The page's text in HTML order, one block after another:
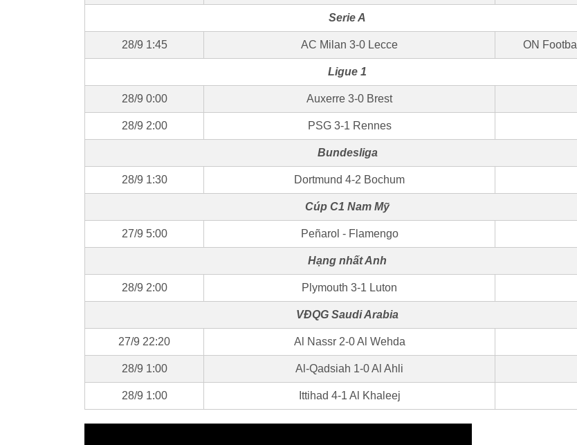
Serie A
28/9 1:45 AC Milan 3-0 Lecce ON Football
Ligue 1
28/9 0:00 Auxerre 3-0 Brest
28/9 2:00 PSG 3-1 Rennes
Bundesliga
28/9 1:30 Dortmund 4-2 Bochum
Cúp C1 Nam Mỹ
27/9 5:00 Peñarol - Flamengo
Hạng nhất Anh
28/9 2:00 Plymouth 3-1 Luton
VĐQG Saudi Arabia
27/9 22:20 Al Nassr 2-0 Al Wehda
28/9 1:00 Al-Qadsiah 1-0 Al Ahli
28/9 1:00 Ittihad 4-1 Al Khaleej